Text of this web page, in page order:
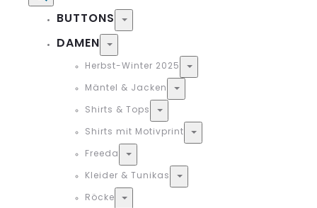
BUTTONS Toggle
DAMEN Toggle
Herbst-Winter 2025 Toggle
Mäntel & Jacken Toggle
Shirts & Tops Toggle
Shirts mit Motivprint Toggle
Freeda Toggle
Kleider & Tunikas Toggle
Röcke Toggle